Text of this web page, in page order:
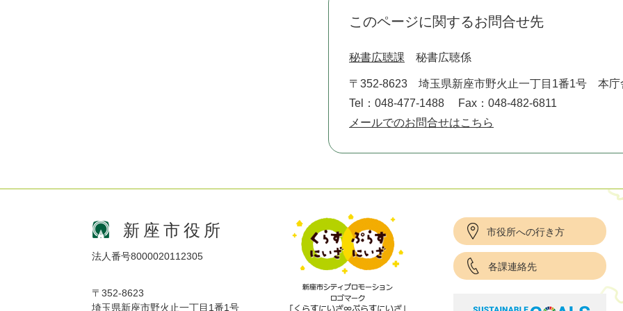
このページに関するお問合せ先
秘書広聴課 秘書広聴係
〒352-8623
埼玉県新座市野火止一丁目1番1号 本庁
Tel：048-477-1488
Fax：048-482-6811
メールでのお問合せはこちら
新座市役所
法人番号8000020112305
〒352-8623
埼玉県新座市野火止一丁目1番1号
市役所への行き方
各課連絡先